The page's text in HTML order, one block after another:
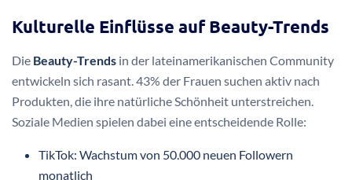
Kulturelle Einflüsse auf Beauty-Trends
Die Beauty-Trends in der lateinamerikanischen Community
entwickeln sich rasant. 43% der Frauen suchen aktiv nach
Produkten, die ihre natürliche Schönheit unterstreichen.
Soziale Medien spielen dabei eine entscheidende Rolle:
TikTok: Wachstum von 50.000 neuen Followern
monatlich